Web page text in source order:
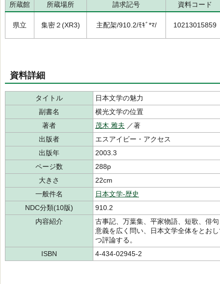
所蔵館 所蔵場所 請求記号 資料コード
県立 集密２(XR3) 主配架/910.2/ﾓｷﾞ*ﾏ/ 10213015859
資料詳細
タイトル
日本文学の魅力
副書名
横光文学の位置
著者
茂木 雅夫 ／著
出版者
エスアイビー・アクセス
出版年
2003.3
ページ数
288p
大きさ
22cm
一般件名
日本文学-歴史
NDC分類(10版)
910.2
内容紹介
古事記、万葉集、平家物語、短歌、俳
意義を広く問い、日本文学全体をとお
つ評論する。
ISBN
4-434-02945-2